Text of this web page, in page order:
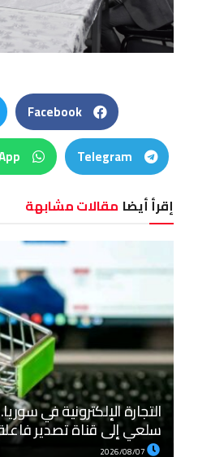
Facebook
Telegram
إقرأ أيضا مقالات مشابهة
التجارة الإلكترونية في
سلعي إلى قناة تصدير